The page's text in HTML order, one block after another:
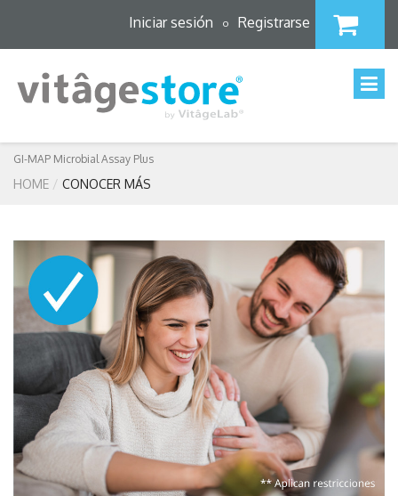
Iniciar sesión o Registrarse
GI-MAP Microbial Assay Plus
HOME CONOCER MÁS